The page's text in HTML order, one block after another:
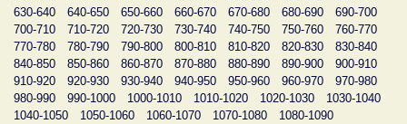
630-640
640-650 650-660 660-670 670-680 680-690
690-700
700-710
710-720 720-730 730-740 740-750 750-760
760-770
770-780
780-790 790-800 800-810 810-820 820-830
830-840
840-850
850-860 860-870 870-880 880-890 890-900
900-910
910-920
920-930 930-940 940-950 950-960 960-970
970-980
980-990
990-1000 1000-1010 1010-1020 1020-1030
1030-1040
1040-1050
1050-1060 1060-1070 1070-1080
1080-1090